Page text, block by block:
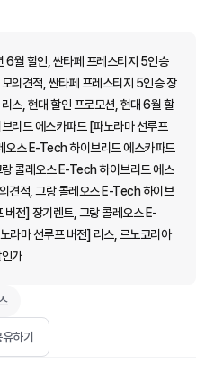
월 할인, 싼타페 프레스티지 5인승
의견적, 싼타페 프레스티지 5인승 장
스, 현대 할인 프로모션, 현대 6월 할
리드 에스카파드 [파노라마 선루프
스 E-Tech 하이브리드 에스카파드
콜레오스 E-Tech 하이브리드 에스
견적, 그랑 콜레오스 E-Tech 하이브
버전] 장기렌트, 그랑 콜레오스 E-
라마 선루프 버전] 리스, 르노코리아
가
하기